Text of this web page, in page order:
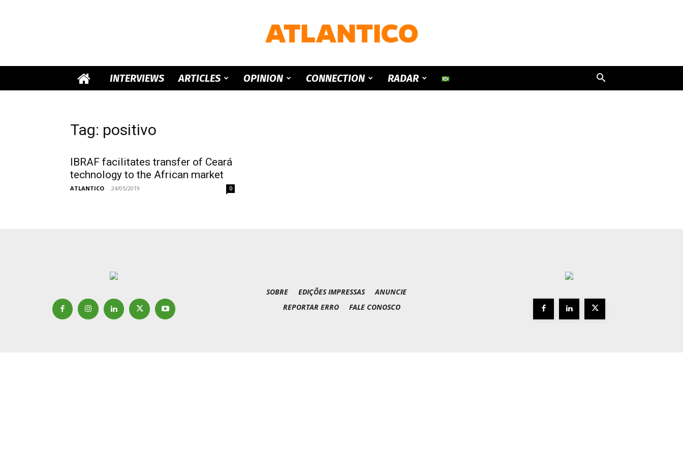
ATLANTICO
INTERVIEWS ARTICLES OPINION CONNECTION RADAR
Tag: positivo
IBRAF facilitates transfer of Ceará
technology to the African market
ATLANTICO - 24/05/2019 0
SOBRE EDIÇÕES IMPRESSAS
ANUNCIE
REPORTAR ERRO
FALE CONOSCO